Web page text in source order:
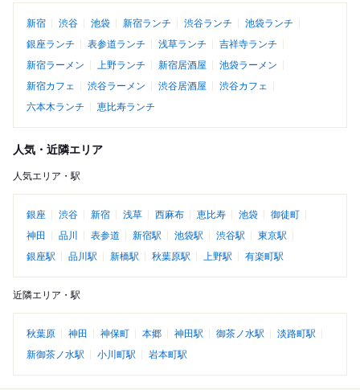
新宿 渋谷 池袋 新宿ランチ 渋谷ランチ
池袋ランチ
銀座ランチ
表参道ランチ 浅草ランチ
吉祥寺ランチ
新宿ラーメン
上野ランチ 新宿居酒屋
池袋ラーメン
新宿カフェ
渋谷ラーメン 渋谷居酒屋
渋谷カフェ
六本木ランチ
恵比寿ランチ
人気・近隣エリア
人気エリア・駅
銀座 渋谷 新宿 浅草 西麻布 恵比寿 池袋
御徒町
神田
品川 表参道 新宿駅 池袋駅 渋谷駅
東京駅
銀座駅
品川駅 新橋駅 秋葉原駅 上野駅 有楽町駅
近隣エリア・駅
秋葉原 神田 神保町 本郷 神田駅 御茶ノ水駅
淡路町駅
新御茶ノ水駅
小川町駅 岩本町駅